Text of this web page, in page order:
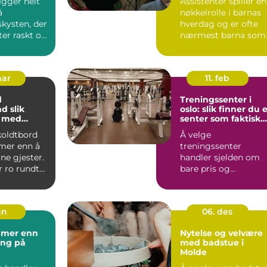
der
raskt og
nøkkelrolle i barnas
hverdag og er ofte
nærmest barna som
enn å
gjester.
ro rundt
11. feb
Treningssenter i
oslo: slik finner du
senter som faktisk
blir brukt
Å velge
treningssenter
handler sjelden om
bare pris og
oppdager raskt at
avstanden...
enn
på
06. des
Nytelse og velvære
med badstue i
Molde